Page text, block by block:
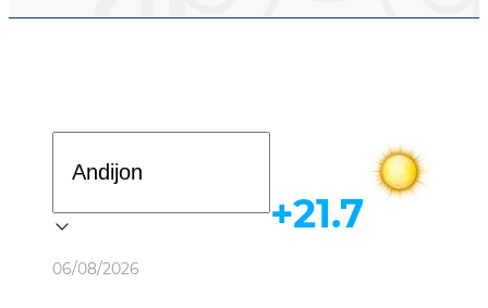
Ob-havo
06/08/2026
+21.7